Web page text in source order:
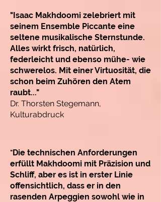
"Isaac Makhdoomi zelebriert mit
seinem Ensemble Piccante eine
seltene musikalische Sternstunde.
Alles wirkt frisch, natürlich,
federleicht und ebenso mühe- wie
schwerelos. Mit einer Virtuosität, die
schon beim Zuhören den Atem
raubt..."
Dr. Thorsten Stegemann,
Kulturabdruck
"Die technischen Anforderungen
erfüllt Makhdoomi mit Präzision und
Schliff, aber es ist in erster Linie
offensichtlich, dass er in den
rasenden Arpeggien sowohl wie in